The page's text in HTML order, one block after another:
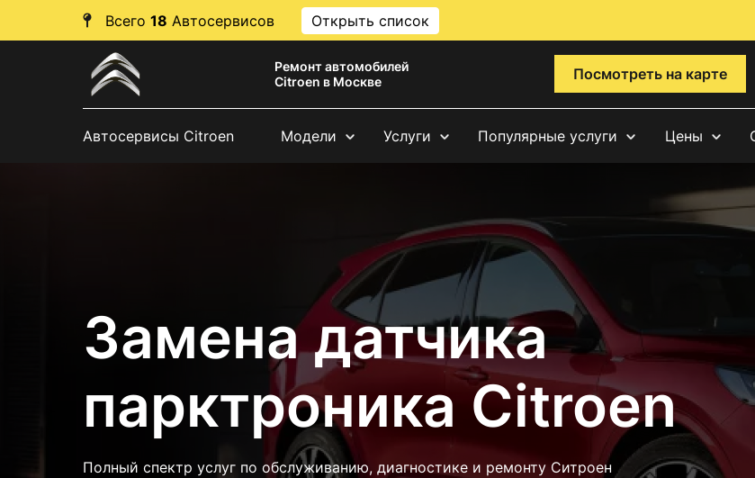
Всего 18 Автосервисов Открыть список
Ремонт автомобилей
Citroen в Москве
Посмотреть на карте
Автосервисы Citroen Модели Услуги Популярные услуги Цены
Замена датчика
парктроника Citroen
Полный спектр услуг по обслуживанию, диагностике и ремонту Ситроен